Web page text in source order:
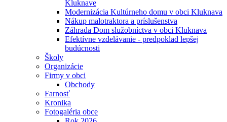
Kluknave
Modernizácia Kultúrneho domu v obci Kluknava
Nákup malotraktora a príslušenstva
Záhrada Dom služobníctva v obci Kluknava
Efektívne vzdelávanie - predpoklad lepšej
budúcnosti
Školy
Organizácie
Firmy v obci
Obchody
Farnosť
Kronika
Fotogaléria obce